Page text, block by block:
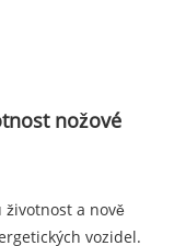
nožové
a nově
vozidel.